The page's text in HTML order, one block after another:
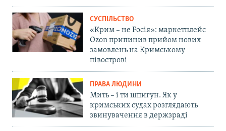
СУСПІЛЬСТВО
«Крим – не Росія»: маркетплейс
Ozon припинив прийом нових
замовлень на Кримському
півострові
ПРАВА ЛЮДИНИ
Мить – і ти шпигун. Як у
кримських судах розглядають
звинувачення в держзраді